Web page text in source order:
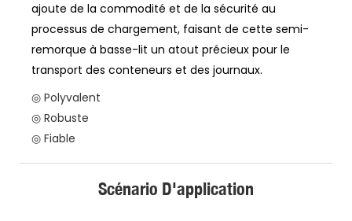
ajoute de la commodité et de la sécurité au
processus de chargement, faisant de cette semi-
remorque à basse-lit un atout précieux pour le
transport des conteneurs et des journaux.
◎ Polyvalent
◎ Robuste
◎ Fiable
Scénario D'application